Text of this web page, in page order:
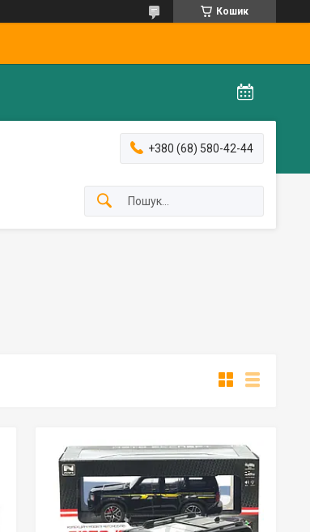
Кошик
+380 (68) 580-42-44